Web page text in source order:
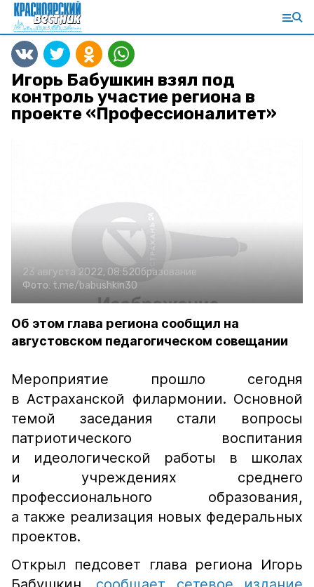
Игорь Бабушкин взял под
контроль участие региона в
проекте «Профессионалитет»
23 августа 2022, 08:52Образование
Фото: t.me/babushkin30
Об этом глава региона сообщил на
августовском педагогическом совещании
Мероприятие прошло сегодня
в Астраханской филармонии. Основной
темой заседания стали вопросы
патриотического воспитания
и идеологической работы в школах
и учреждениях среднего
профессионального образования,
а также реализация новых федеральных
проектов.
Открыл педсовет глава региона Игорь